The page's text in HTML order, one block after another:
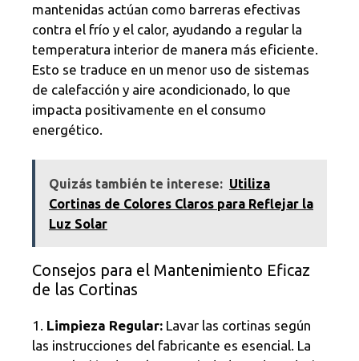
mantenidas actúan como barreras efectivas
contra el frío y el calor, ayudando a regular la
temperatura interior de manera más eficiente.
Esto se traduce en un menor uso de sistemas
de calefacción y aire acondicionado, lo que
impacta positivamente en el consumo
energético.
Quizás también te interese: Utiliza
Cortinas de Colores Claros para Reflejar la
Luz Solar
Consejos para el Mantenimiento Eficaz
de las Cortinas
1. Limpieza Regular: Lavar las cortinas según
las instrucciones del fabricante es esencial. La